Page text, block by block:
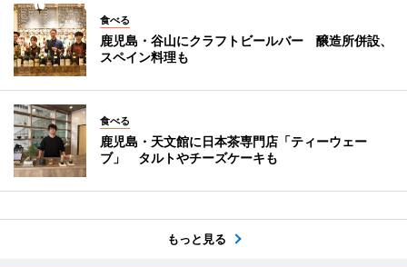
食べる
鹿児島・谷山にクラフトビールバー 醸造所併設、
スペイン料理も
食べる
鹿児島・天文館に日本茶専門店「ティーウェー
ブ」 タルトやチーズケーキも
もっと見る